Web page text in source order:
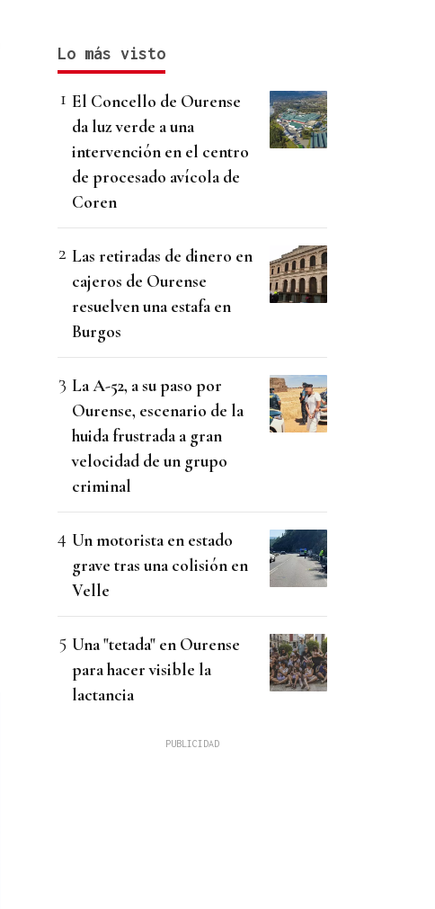
Lo más visto
El Concello de Ourense
da luz verde a una
intervención en el centro
de procesado avícola de
Coren
Las retiradas de dinero en
cajeros de Ourense
resuelven una estafa en
Burgos
La A-52, a su paso por
Ourense, escenario de la
huida frustrada a gran
velocidad de un grupo
criminal
Un motorista en estado
grave tras una colisión en
Velle
Una "tetada" en Ourense
para hacer visible la
lactancia